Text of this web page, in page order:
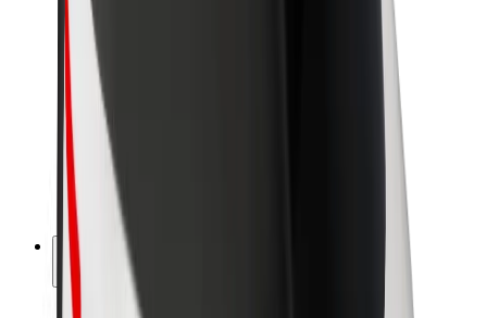
Vztahy s investory
Vedení
Značka
Média
Městský fond
Bezpečnost
Bezpečnost cestujících